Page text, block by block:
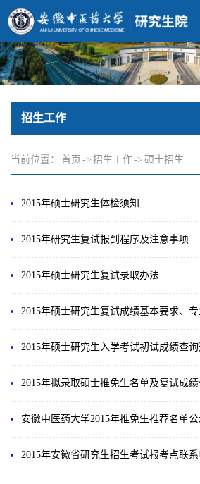
招生工作
当前位置： 首页 -> 招生工作-> 硕士招生
2015年硕士研究生体检须知
2015年研究生复试报到程序及注意事项
2015年硕士研究生复试录取办法
2015年硕士研究生入学考试初试成绩查询
2015年拟录取硕士推免生名单及复试成
安徽中医药大学2015年推免生推荐名单